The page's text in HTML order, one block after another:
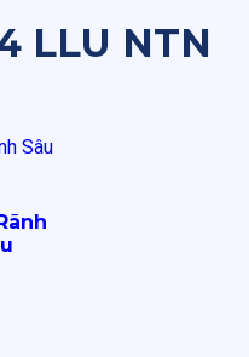
LLU NTN